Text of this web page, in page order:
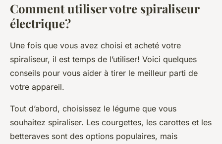
Comment utiliser votre spiraliseur
électrique?
Une fois que vous avez choisi et acheté votre
spiraliseur, il est temps de l’utiliser! Voici quelques
conseils pour vous aider à tirer le meilleur parti de
votre appareil.
Tout d’abord, choisissez le légume que vous
souhaitez spiraliser. Les courgettes, les carottes et les
betteraves sont des options populaires, mais